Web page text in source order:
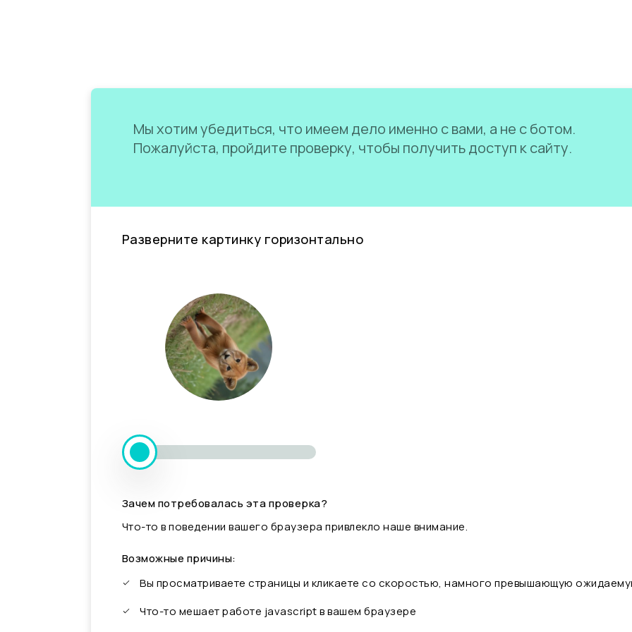
Мы хотим убедиться, что имеем дело именно с вами, а не с ботом.
Пожалуйста, пройдите проверку, чтобы получить доступ к сайту.
Разверните картинку горизонтально
Зачем потребовалась эта проверка?
Что-то в поведении вашего браузера привлекло наше внимание.
Возможные причины:
Вы просматриваете страницы и кликаете со скоростью, намного превышающую
Что-то мешает работе javascript в вашем браузере